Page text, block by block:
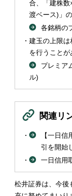
合、「建株
渡ベース)」
各銘柄の
建玉の上限
を行うことが
プレミア
ル)
関連リ
【一日
引を開始
一日信用
松井証券は、今後